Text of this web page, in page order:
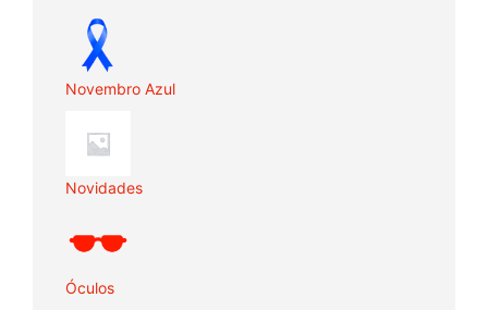
Novembro Azul
Novidades
Óculos